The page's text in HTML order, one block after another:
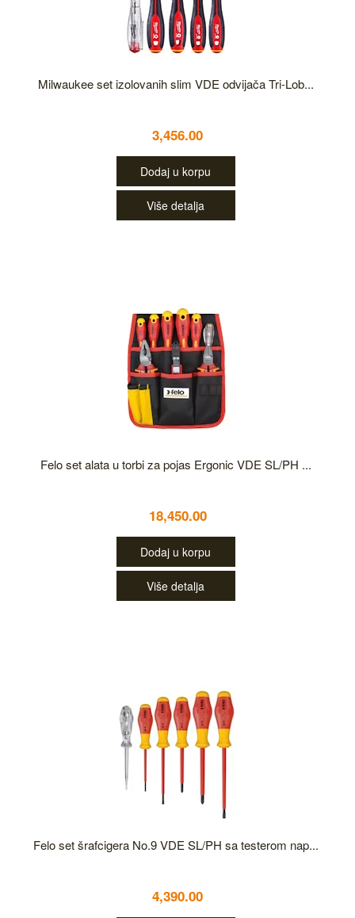
Milwaukee set izolovanih slim VDE odvijača Tri-Lob...
3,456.00
Dodaj u korpu
Više detalja
Felo set alata u torbi za pojas Ergonic VDE SL/PH ...
18,450.00
Dodaj u korpu
Više detalja
Felo set šrafcigera No.9 VDE SL/PH sa testerom nap...
4,390.00